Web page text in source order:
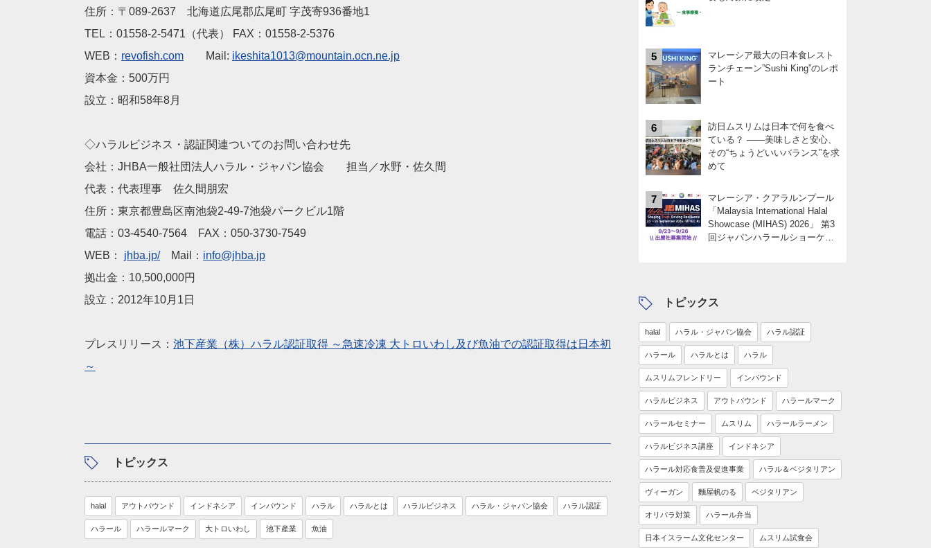
住所：〒089-2637 北海道広尾郡広尾町 字茂寄936番地1
TEL：01558-2-5471（代表） FAX：01558-2-5376
WEB： revofish.com Mail: ikeshita1013@mountain.ocn.ne.jp
資本金：500万円
設立：昭和58年8月
◇ハラルビジネス・認証関連ついてのお問い合わせ先
会社：JHBA一般社団法人ハラル・ジャパン協会 担当／水野・佐久間
代表：代表理事 佐久間朋宏
住所：東京都豊島区南池袋2‐49‐7池袋パークビル1階
電話：03‐4540‐7564 FAX：050‐3730‐7549
WEB： jhba.jp/Mail： info@jhba.jp
拠出金：10,500,000円
設立：2012年10月1日
プレスリリース： 池下産業（株）ハラル認証取得 ～急速冷凍 大トロいわし及び魚油での認証取得は日本初
～
トピックス
halal アウトバウンド インドネシア インバウンド ハラル ハラルとは ハラルビジネス ハラル・ジャパン協会 ハラル認証
ハラール ハラールマーク 大トロいわし 池下産業 魚油
5
マレーシア最大の日本食レスト
ランチェーン”Sushi King”のレポ
ート
6
訪日ムスリムは日本で何を食べ
ている？ ――美味しさと安心、
その“ちょうどいいバランス”を求
めて
7
マレーシア・クアラルンプール
「Malaysia International Halal
Showcase (MIHAS) 2026」 第3
回ジャパンハラールショーケー
トピックス
halal ハラル・ジャパン協会 ハラル認証
ハラール ハラルとは ハラル
ムスリムフレンドリー インバウンド
ハラルビジネス アウトバウンド ハラールマーク
ハラールセミナー ムスリム ハラールラーメン
ハラルビジネス講座 インドネシア
ハラール対応食普及促進事業 ハラル＆ベジタリアン
ヴィーガン 麵屋帆のる ベジタリアン
オリパラ対策 ハラール弁当
日本イスラーム文化センター ムスリム試食会